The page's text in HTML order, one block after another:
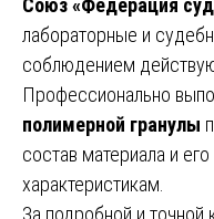
Союз «Федерация
лабораторные и
соблюдением
Профессионально
полимерной гранулы
состав материала и
характеристикам.
За подробной и точной